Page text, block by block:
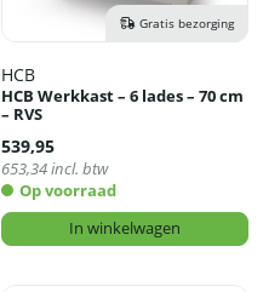
Gratis bezorging
HCB
HCB Werkkast – 6 lades – 70 cm
– RVS
539,95
653,34incl. btw
Op voorraad
In winkelwagen